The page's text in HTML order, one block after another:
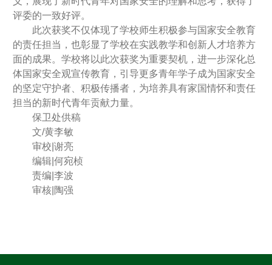
评委的一致好评。
此次获奖不仅体现了学校师生积极参与国家安全教育
的责任担当，也彰显了学校在实践教学和创新人才培养方
面的成果。学校将以此次获奖为重要契机，进一步深化总
体国家安全观宣传教育，引导更多青年学子成为国家安全
的坚定守护者、积极传播者，为培养具有家国情怀和责任
担当的新时代青年贡献力量。
保卫处供稿
文/黄李敏
审校|谢亮
编辑|何宛桢
责编|李波
审核|陶强